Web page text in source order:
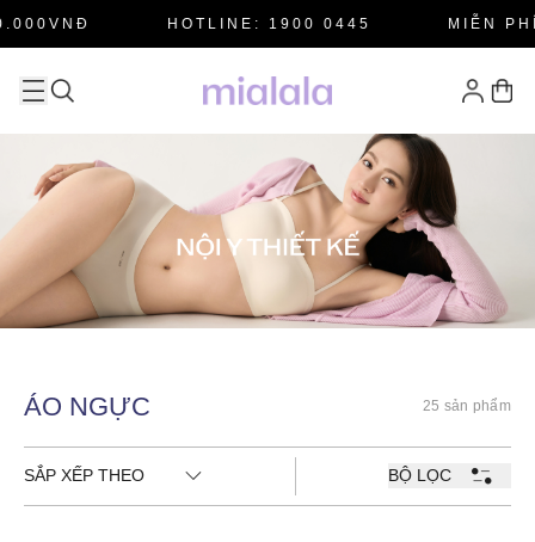
HOTLINE: 1900 0445 MIỄN
ÁO NGỰC 25 sản phẩm
SẮP XẾP THEO BỘ LỌC